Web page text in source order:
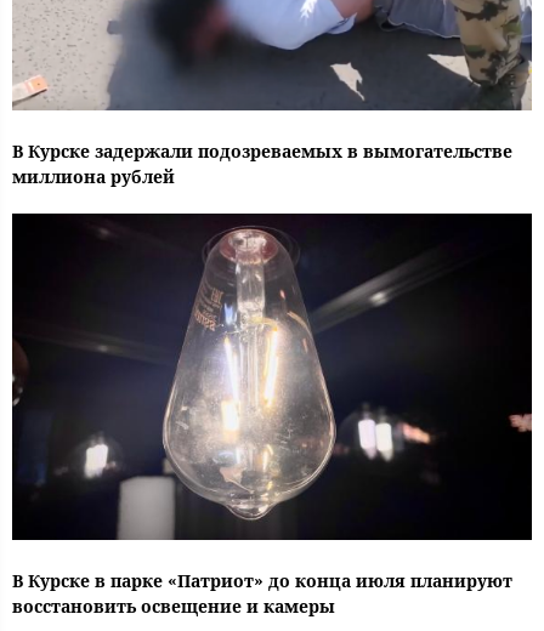
В Курске задержали подозреваемых в вымогательстве
миллиона рублей
В Курске в парке «Патриот» до конца июля планируют
восстановить освещение и камеры